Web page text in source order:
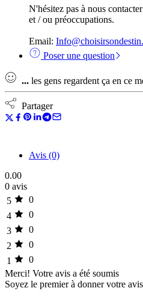
N'hésitez pas à nous
et / ou préoccupations.
Email:
Poser une question
... les gens regardent ça en ce
Partager
Avis (0)
0.00
0 avis
5
0
4
0
3
0
2
0
1
0
Merci! Votre avis a été soumis
Soyez le premier à donner votre